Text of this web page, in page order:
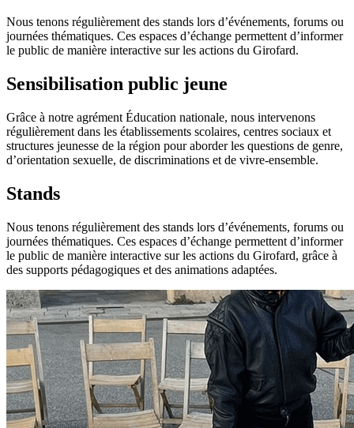
Nous tenons régulièrement des stands lors d’événements, forums ou
journées thématiques. Ces espaces d’échange permettent d’informer
le public de manière interactive sur les actions du Girofard.
Sensibilisation public jeune
Grâce à notre agrément Éducation nationale, nous intervenons
régulièrement dans les établissements scolaires, centres sociaux et
structures jeunesse de la région pour aborder les questions de genre,
d’orientation sexuelle, de discriminations et de vivre-ensemble.
Stands
Nous tenons régulièrement des stands lors d’événements, forums ou
journées thématiques. Ces espaces d’échange permettent d’informer
le public de manière interactive sur les actions du Girofard, grâce à
des supports pédagogiques et des animations adaptées.